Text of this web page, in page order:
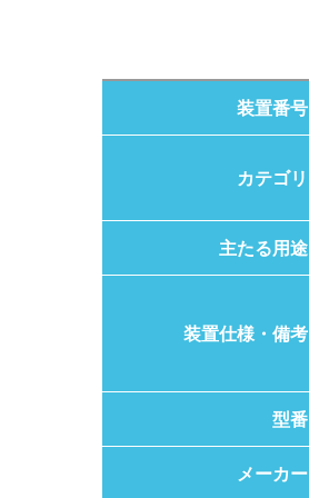
装置番号
カテゴリ
主たる用途
装置仕様・備考
型番
メーカー